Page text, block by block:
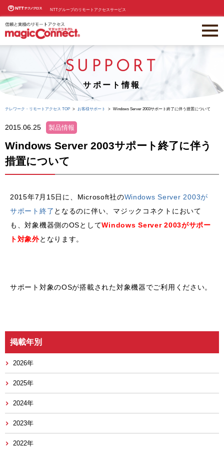
NTTグループのリモートアクセスサービス
SUPPORT
サポート情報
テレワーク・リモートアクセス TOP お客様サポート Windows Server 2003サポート終了に伴う措置について
2015.06.25 製品情報
Windows Server 2003サポート終了に伴う
措置について
2015年7月15日に、Microsoft社のWindows Server 2003が
サポート終了 となるのに伴い、マジックコネクトにおいて
も、対象機器側のOSとしてWindows Server 2003がサポー
ト対象外となります。
サポート対象のOSが搭載された対象機器でご利用ください。
掲載年別
2026年
2025年
2024年
2023年
2022年